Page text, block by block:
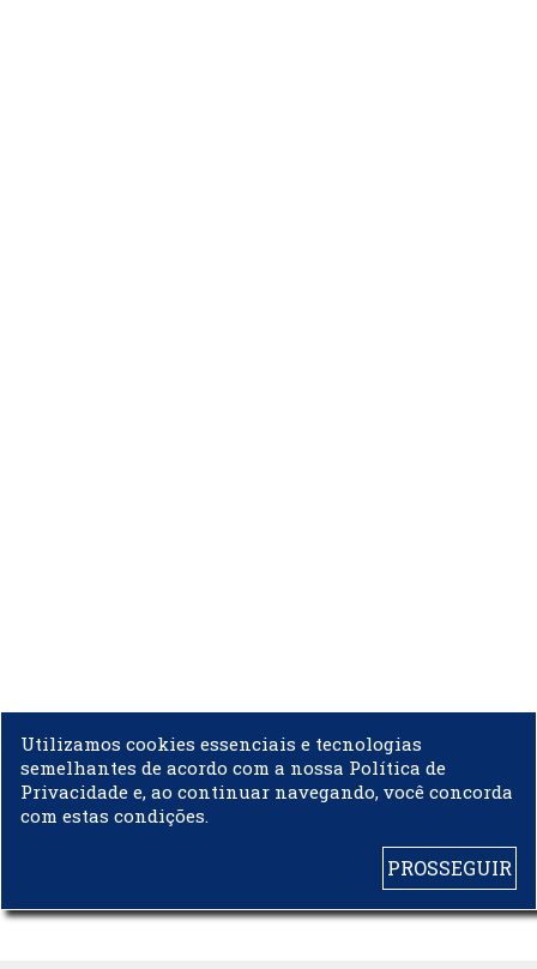
Utilizamos cookies essenciais e tecnologias
semelhantes de acordo com a nossa Política de
Privacidade e, ao continuar navegando, você concorda
com estas condições.
PROSSEGUIR